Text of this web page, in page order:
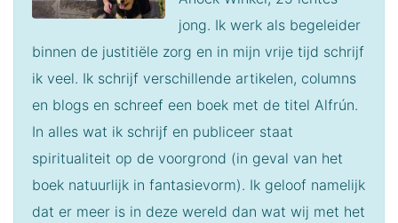
jong. Ik werk als begeleider
binnen de justitiële zorg en in mijn vrije tijd schrijf
ik veel. Ik schrijf verschillende artikelen, columns
en blogs en schreef een boek met de titel Alfrún.
In alles wat ik schrijf en publiceer staat
spiritualiteit op de voorgrond (in geval van het
boek natuurlijk in fantasievorm). Ik geloof namelijk
dat er meer is in deze wereld dan wat wij met het